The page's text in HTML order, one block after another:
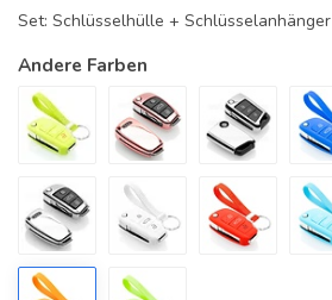
Set: Schlüsselhülle + Schlüsselanhänger
Andere Farben